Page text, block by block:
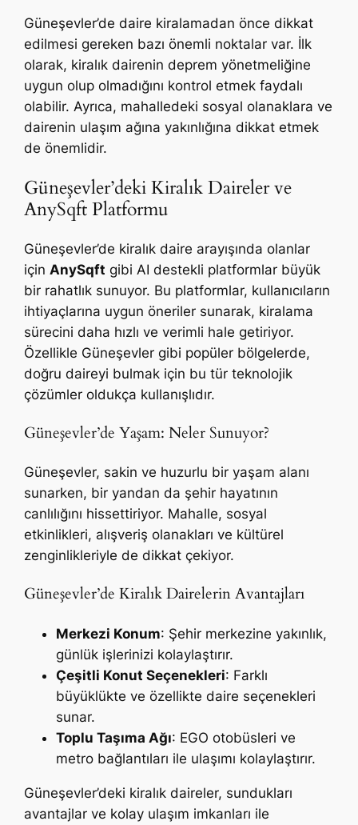
Güneşevler’de daire kiralamadan önce dikkat
edilmesi gereken bazı önemli noktalar var. İlk
olarak, kiralık dairenin deprem yönetmeliğine
uygun olup olmadığını kontrol etmek faydalı
olabilir. Ayrıca, mahalledeki sosyal olanaklara ve
dairenin ulaşım ağına yakınlığına dikkat etmek
de önemlidir.
Güneşevler’deki Kiralık Daireler ve
AnySqft Platformu
Güneşevler’de kiralık daire arayışında olanlar
içinAnySqft gibi AI destekli platformlar büyük
bir rahatlık sunuyor. Bu platformlar, kullanıcıların
ihtiyaçlarına uygun öneriler sunarak, kiralama
sürecini daha hızlı ve verimli hale getiriyor.
Özellikle Güneşevler gibi popüler bölgelerde,
doğru daireyi bulmak için bu tür teknolojik
çözümler oldukça kullanışlıdır.
Güneşevler’de Yaşam: Neler Sunuyor?
Güneşevler, sakin ve huzurlu bir yaşam alanı
sunarken, bir yandan da şehir hayatının
canlılığını hissettiriyor. Mahalle, sosyal
etkinlikleri, alışveriş olanakları ve kültürel
zenginlikleriyle de dikkat çekiyor.
Güneşevler’de Kiralık Dairelerin Avantajları
Merkezi Konum: Şehir merkezine yakınlık,
günlük işlerinizi kolaylaştırır.
Çeşitli Konut Seçenekleri: Farklı
büyüklükte ve özellikte daire seçenekleri
sunar.
Toplu Taşıma Ağı: EGO otobüsleri ve
metro bağlantıları ile ulaşımı kolaylaştırır.
Güneşevler’deki kiralık daireler, sundukları
avantajlar ve kolay ulaşım imkanları ile